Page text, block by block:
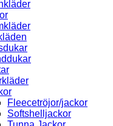
Fleecetröjor/jackor
Softshelljackor